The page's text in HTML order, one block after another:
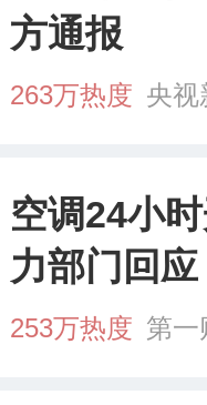
方通报
263万热度 央视
空调24小
力部门回应
253万热度 第一